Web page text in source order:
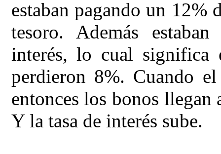
estaban pagando un
tesoro. Además
interés, lo cual significa
perdieron 8%. Cuando
entonces los bonos llegan
Y la tasa de interés sube.